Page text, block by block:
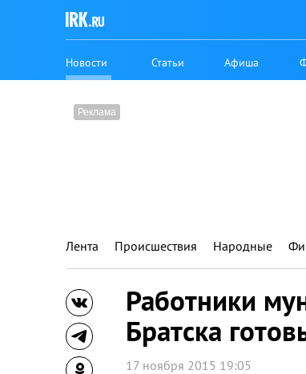
Новости Статьи Афиша
Лента Происшествия Народные
Работники
Братска
17 ноября 2015 19:05